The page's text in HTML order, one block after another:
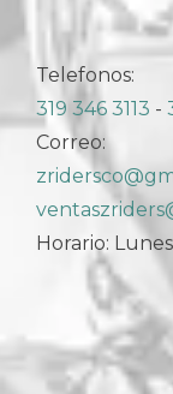
Telefonos:
319 346 3113 -
Correo:
Horario: